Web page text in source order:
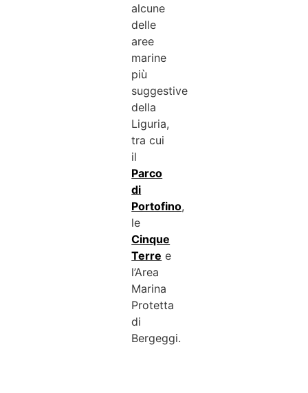
alcune
delle
aree
marine
più
suggestive
della
Liguria,
tra cui
il
Parco
di
Portofino,
le
Cinque
Terre e
l’Area
Marina
Protetta
di
Bergeggi.